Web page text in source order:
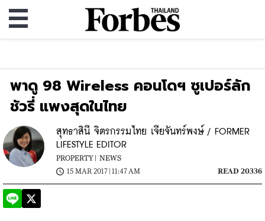
พาดู 98 Wireless คอนโดฯ ซูเปอร์ลัก
ชัวรี่ แพงสุดในไทย
สุทธาสินี จิตรกรรมไทย เจียจันทร์พงษ์ / FORMER
LIFESTYLE EDITOR
PROPERTY |
NEWS
15 MAR 2017 | 11:47 AM
READ 20336